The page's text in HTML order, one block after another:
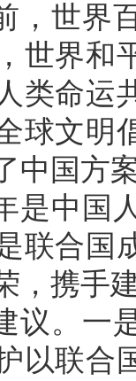
，世界
世界和
类命运
球文明
中国方
是中国
联合国
，携手
议。一
以联合